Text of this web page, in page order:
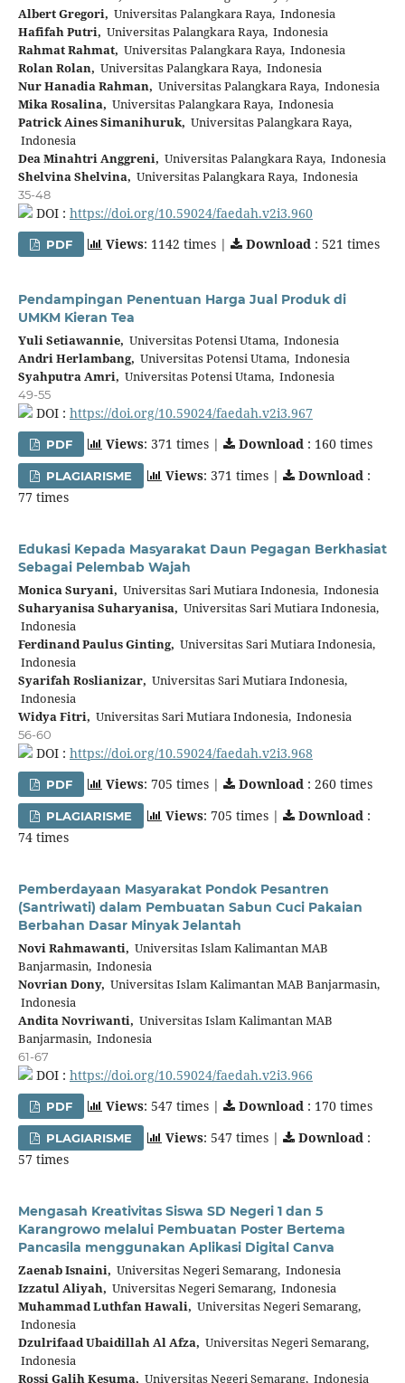
Albert Gregori, Universitas Palangkara Raya, Indonesia
Hafifah Putri, Universitas Palangkara Raya, Indonesia
Rahmat Rahmat, Universitas Palangkara Raya, Indonesia
Rolan Rolan, Universitas Palangkara Raya, Indonesia
Nur Hanadia Rahman, Universitas Palangkara Raya, Indonesia
Mika Rosalina, Universitas Palangkara Raya, Indonesia
Patrick Aines Simanihuruk, Universitas Palangkara Raya,
Indonesia
Dea Minahtri Anggreni, Universitas Palangkara Raya, Indonesia
Shelvina Shelvina, Universitas Palangkara Raya, Indonesia
35-48
DOI : https://doi.org/10.59024/faedah.v2i3.960
PDF Views: 1142 times | Download : 521 times
Pendampingan Penentuan Harga Jual Produk di
UMKM Kieran Tea
Yuli Setiawannie, Universitas Potensi Utama, Indonesia
Andri Herlambang, Universitas Potensi Utama, Indonesia
Syahputra Amri, Universitas Potensi Utama, Indonesia
49-55
DOI : https://doi.org/10.59024/faedah.v2i3.967
PDF Views: 371 times | Download : 160 times
PLAGIARISME Views: 371 times | Download :
77 times
Edukasi Kepada Masyarakat Daun Pegagan Berkhasiat
Sebagai Pelembab Wajah
Monica Suryani, Universitas Sari Mutiara Indonesia, Indonesia
Suharyanisa Suharyanisa, Universitas Sari Mutiara Indonesia,
Indonesia
Ferdinand Paulus Ginting, Universitas Sari Mutiara Indonesia,
Indonesia
Syarifah Roslianizar, Universitas Sari Mutiara Indonesia,
Indonesia
Widya Fitri, Universitas Sari Mutiara Indonesia, Indonesia
56-60
DOI : https://doi.org/10.59024/faedah.v2i3.968
PDF Views: 705 times | Download : 260 times
PLAGIARISME Views: 705 times | Download :
74 times
Pemberdayaan Masyarakat Pondok Pesantren
(Santriwati) dalam Pembuatan Sabun Cuci Pakaian
Berbahan Dasar Minyak Jelantah
Novi Rahmawanti, Universitas Islam Kalimantan MAB
Banjarmasin, Indonesia
Novrian Dony, Universitas Islam Kalimantan MAB Banjarmasin,
Indonesia
Andita Novriwanti, Universitas Islam Kalimantan MAB
Banjarmasin, Indonesia
61-67
DOI : https://doi.org/10.59024/faedah.v2i3.966
PDF Views: 547 times | Download : 170 times
PLAGIARISME Views: 547 times | Download :
57 times
Mengasah Kreativitas Siswa SD Negeri 1 dan 5
Karangrowo melalui Pembuatan Poster Bertema
Pancasila menggunakan Aplikasi Digital Canva
Zaenab Isnaini, Universitas Negeri Semarang, Indonesia
Izzatul Aliyah, Universitas Negeri Semarang, Indonesia
Muhammad Luthfan Hawali, Universitas Negeri Semarang,
Indonesia
Dzulrifaad Ubaidillah Al Afza, Universitas Negeri Semarang,
Indonesia
Rossi Galih Kesuma, Universitas Negeri Semarang, Indonesia